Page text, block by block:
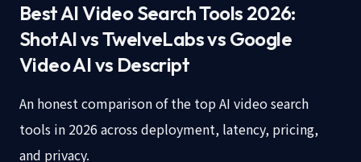
Best AI Video Search Tools 2026:
ShotAI vs TwelveLabs vs Google
Video AI vs Descript
An honest comparison of the top AI video search
tools in 2026 across deployment, latency, pricing,
and privacy.